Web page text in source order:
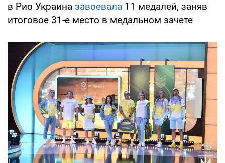
в Рио Украина завоевала 11 медалей, заняв
итоговое 31-е место в медальном зачете